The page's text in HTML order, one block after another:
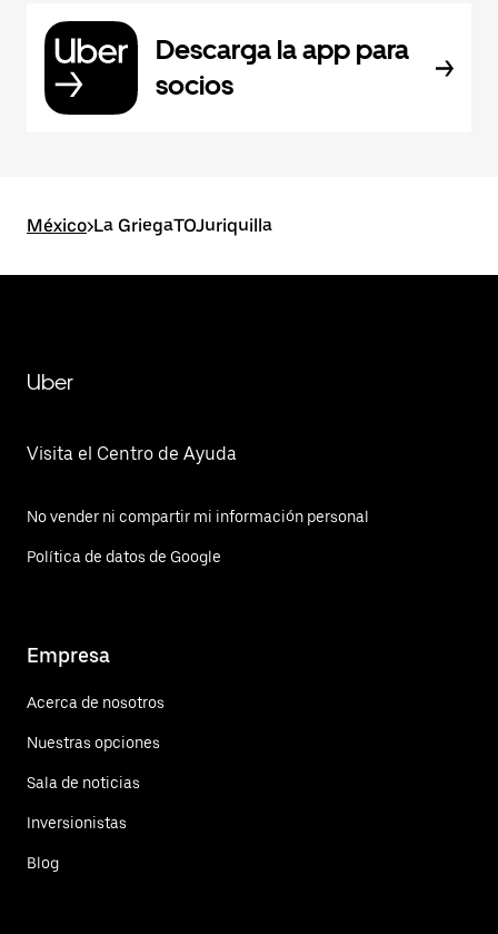
Descarga la app para
socios
México>La GriegaTOJuriquilla
Uber
Visita el Centro de Ayuda
No vender ni compartir mi información personal
Política de datos de Google
Empresa
Acerca de nosotros
Nuestras opciones
Sala de noticias
Inversionistas
Blog